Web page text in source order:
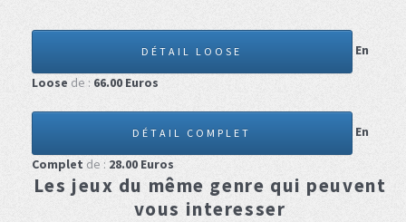
DÉTAIL LOOSE
En
Loose de : 66.00 Euros
DÉTAIL COMPLET
En
Complet de : 28.00 Euros
Les jeux du même genre qui peuvent
vous interesser